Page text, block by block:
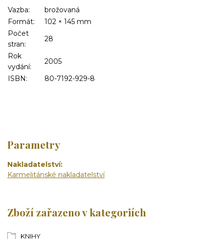
Vazba:
brožovaná
Formát:
102 × 145 mm
Počet
stran:
28
Rok
vydání:
2005
ISBN:
80-7192-929-8
Parametry
Nakladatelství
Karmelitánské nakladatelství
Zboží zařazeno v kategoriích
KNIHY